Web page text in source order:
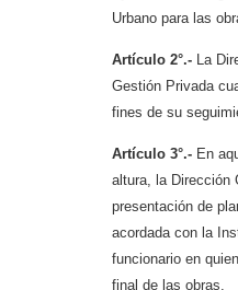
Urbano para las
Artículo 2°.- La
Gestión Privada
fines de su
Artículo 3°.- En
altura, la Dirección
presentación de
acordada con la
funcionario en
final de las obras.